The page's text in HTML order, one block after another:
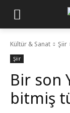
Kültür & Sanat Şiir
Şiir
Bir son
bitmiş